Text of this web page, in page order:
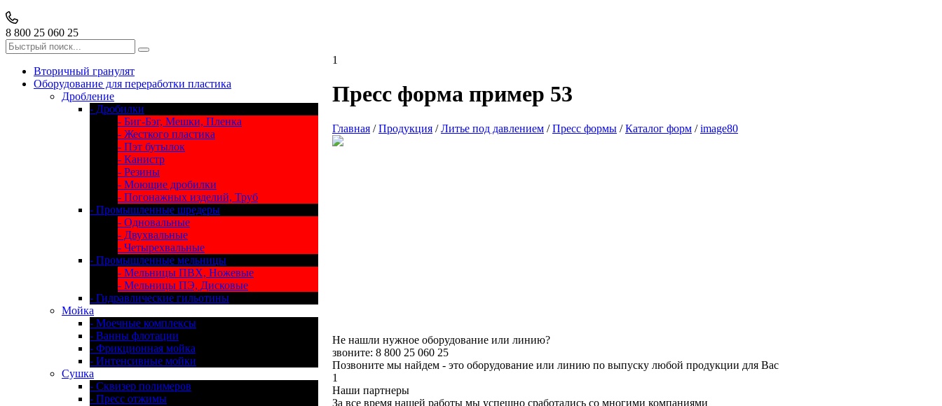
8 800 25 060 25
Вторичный гранулят
Оборудование для переработки пластика
Дробление
- Дробилки
- Биг-Бэг, Мешки, Пленка
- Жесткого пластика
- Пэт бутылок
- Канистр
- Резины
- Моющие дробилки
- Погонажных изделий, Труб
- Промышленные шредеры
- Одновальные
- Двухвальные
- Четырехвальные
- Промышленные мельницы
- Мельницы ПВХ, Ножевые
- Мельницы ПЭ, Дисковые
- Гидравлические гильотины
Мойка
- Моечные комплексы
- Ванны флотации
- Фрикционная мойка
- Интенсивные мойки
Сушка
- Сквизер полимеров
- Пресс отжимы
1
Пресс форма пример 53
Главная /Продукция /Литье под давлением /Пресс формы /Каталог форм /image80
Не нашли нужное оборудование или линию?
звоните: 8 800 25 060 25
Позвоните мы найдем - это оборудование или линию по выпуску любой продукции для Вас
1
Наши партнеры
За все время нашей работы мы успешно сработались со многими компаниями